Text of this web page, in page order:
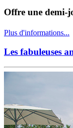
Offre une demi-
Plus d'informations...
Les fabuleuses